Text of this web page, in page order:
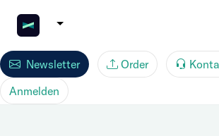
Newsletter Order
Anmelden